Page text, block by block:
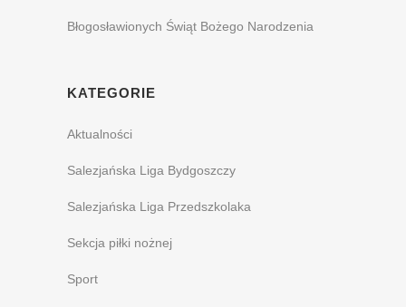
Błogosławionych Świąt Bożego Narodzenia
KATEGORIE
Aktualności
Salezjańska Liga Bydgoszczy
Salezjańska Liga Przedszkolaka
Sekcja piłki nożnej
Sport